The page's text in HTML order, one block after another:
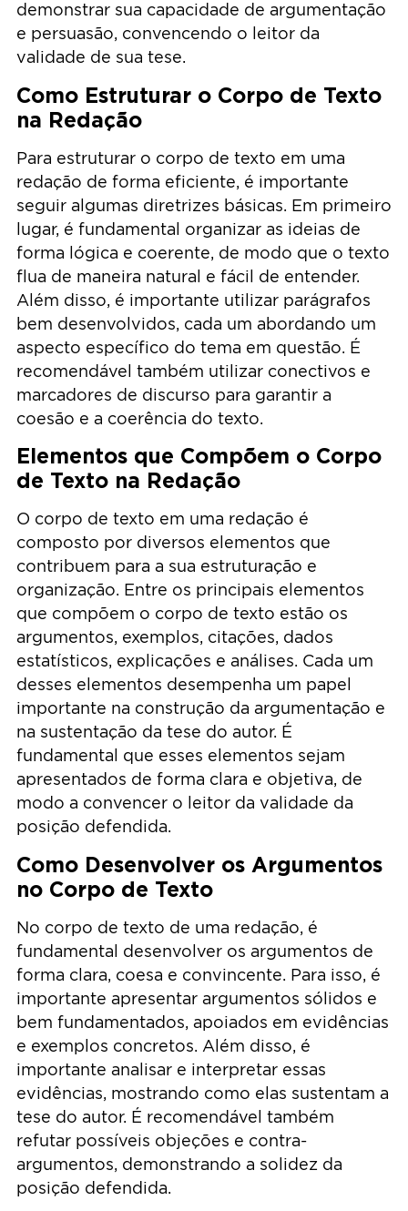
demonstrar sua capacidade de argumentação
e persuasão, convencendo o leitor da
validade de sua tese.
Como Estruturar o Corpo de Texto
na Redação
Para estruturar o corpo de texto em uma
redação de forma eficiente, é importante
seguir algumas diretrizes básicas. Em primeiro
lugar, é fundamental organizar as ideias de
forma lógica e coerente, de modo que o texto
flua de maneira natural e fácil de entender.
Além disso, é importante utilizar parágrafos
bem desenvolvidos, cada um abordando um
aspecto específico do tema em questão. É
recomendável também utilizar conectivos e
marcadores de discurso para garantir a
coesão e a coerência do texto.
Elementos que Compõem o Corpo
de Texto na Redação
O corpo de texto em uma redação é
composto por diversos elementos que
contribuem para a sua estruturação e
organização. Entre os principais elementos
que compõem o corpo de texto estão os
argumentos, exemplos, citações, dados
estatísticos, explicações e análises. Cada um
desses elementos desempenha um papel
importante na construção da argumentação e
na sustentação da tese do autor. É
fundamental que esses elementos sejam
apresentados de forma clara e objetiva, de
modo a convencer o leitor da validade da
posição defendida.
Como Desenvolver os Argumentos
no Corpo de Texto
No corpo de texto de uma redação, é
fundamental desenvolver os argumentos de
forma clara, coesa e convincente. Para isso, é
importante apresentar argumentos sólidos e
bem fundamentados, apoiados em evidências
e exemplos concretos. Além disso, é
importante analisar e interpretar essas
evidências, mostrando como elas sustentam a
tese do autor. É recomendável também
refutar possíveis objeções e contra-
argumentos, demonstrando a solidez da
posição defendida.